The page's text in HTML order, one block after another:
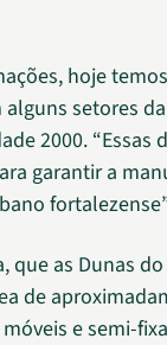
hoje
setores
2000. “Essas
garantir a
que as Dunas
de
e semi-